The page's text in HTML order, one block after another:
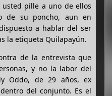
pille a uno de ellos
de su poncho, aun en
a hablar del ser
la etiqueta Quilapayún.
de la entrevista que
y no la labor del
Oddo, de 29 años, ex
del conjunto. Es el